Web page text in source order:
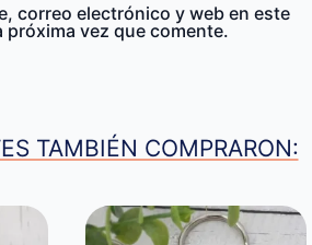
correo electrónico y web en este
próxima vez que comente.
TAMBIÉN COMPRARON: